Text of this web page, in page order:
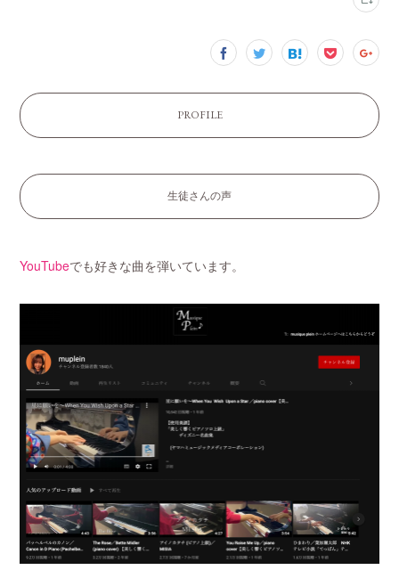
PROFILE
生徒さんの声
YouTubeでも好きな曲を弾いています。